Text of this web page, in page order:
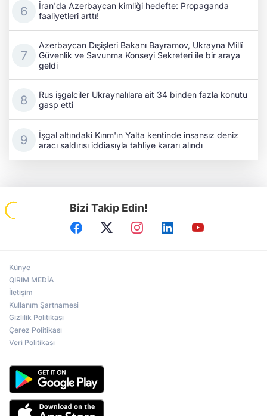
İran'da Azerbaycan kimliği hedefte: Propaganda
faaliyetleri arttı!
Azerbaycan Dışişleri Bakanı Bayramov, Ukrayna Millî
Güvenlik ve Savunma Konseyi Sekreteri ile bir araya
geldi
Rus işgalciler Ukraynalılara ait 34 binden fazla konutu
gasp etti
İşgal altındaki Kırım'ın Yalta kentinde insansız deniz
aracı saldırısı iddiasıyla tahliye kararı alındı
Bizi Takip Edin!
Künye
QIRIM MEDİA
İletişim
Kullanım Şartnamesi
Gizlilik Politikası
Çerez Politikası
Veri Politikası